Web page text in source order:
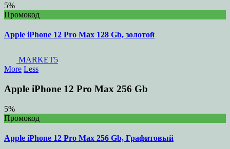
5%
Промокод
Apple iPhone 12 Pro Max 128 Gb, золотой
MARKET5
More Less
Apple iPhone 12 Pro Max 256 Gb
5%
Промокод
Apple iPhone 12 Pro Max 256 Gb, Графитовый